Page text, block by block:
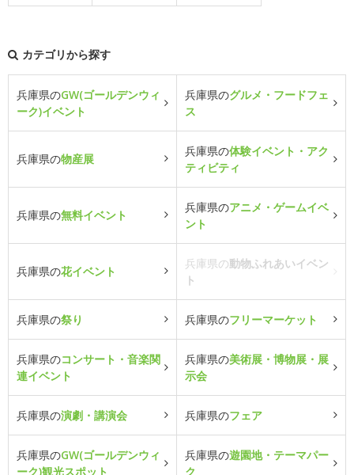
カテゴリから探す
兵庫県のGW(ゴールデンウィ
ーク)イベント
兵庫県のグルメ・フードフェ
ス
兵庫県の物産展
兵庫県の体験イベント・アク
ティビティ
兵庫県の無料イベント
兵庫県のアニメ・ゲームイベ
ント
兵庫県の花イベント
兵庫県の動物ふれあいイベン
ト
兵庫県の祭り 兵庫県のフリーマーケット
兵庫県のコンサート・音楽関
連イベント
兵庫県の美術展・博物展・展
示会
兵庫県の演劇・講演会 兵庫県のフェア
兵庫県のGW(ゴールデンウィ
ーク)観光スポット
兵庫県の遊園地・テーマパー
ク